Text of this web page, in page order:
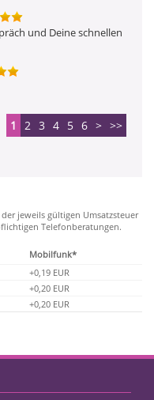
und Deine schnellen
1 2 3 4 5 6 > >>
jeweils gültigen Umsatzsteuer
Telefonberatungen.
Mobilfunk*
+0,19 EUR
+0,20 EUR
+0,20 EUR